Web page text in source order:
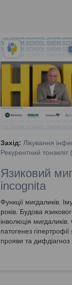
Захід: Лікування
Рекурентний
Язиковий
incognita
Функції мигдаликів.
років. Будова
інволюція
патогенез
прояви та дифдіагноз